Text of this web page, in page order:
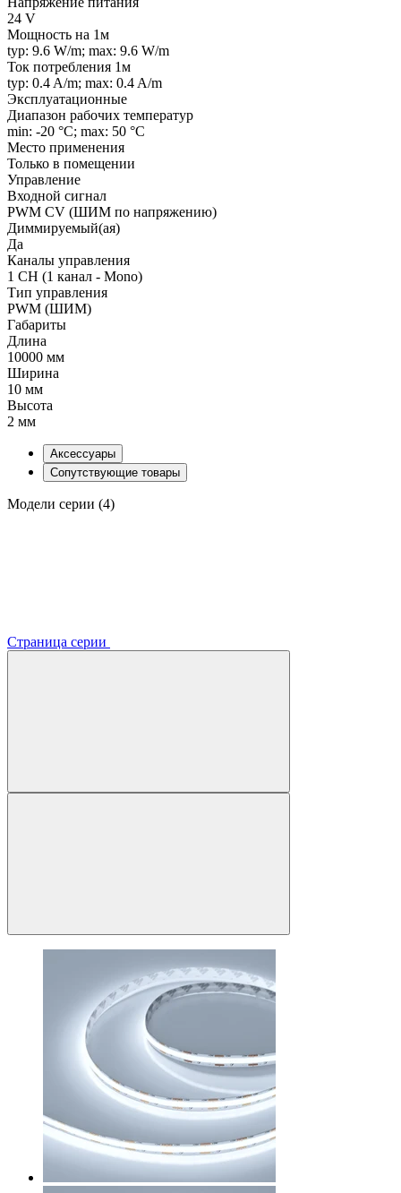
24 V
Мощность на 1м
typ: 9.6 W/m; max: 9.6 W/m
Ток потребления 1м
typ: 0.4 A/m; max: 0.4 A/m
Эксплуатационные
Диапазон рабочих температур
min: -20 °C; max: 50 °C
Место применения
Только в помещении
Управление
Входной сигнал
PWM СV (ШИМ по напряжению)
Диммируемый(ая)
Да
Каналы управления
1 CH (1 канал - Mono)
Тип управления
PWM (ШИМ)
Габариты
Длина
10000 мм
Ширина
10 мм
Высота
2 мм
Аксессуары
Сопутствующие товары
Модели серии (4)
Страница серии